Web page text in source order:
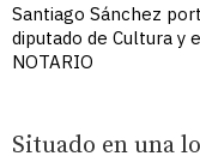
Santiago Sánchez
diputado de Cultura y
NOTARIO
Situado en una